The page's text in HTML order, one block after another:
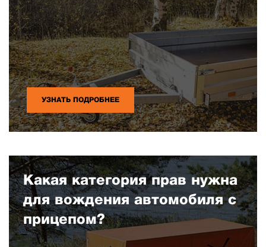
УЗНАТЬ ПОДРОБНЕЕ
Какая категория прав нужна
для вождения автомобиля с
прицепом?